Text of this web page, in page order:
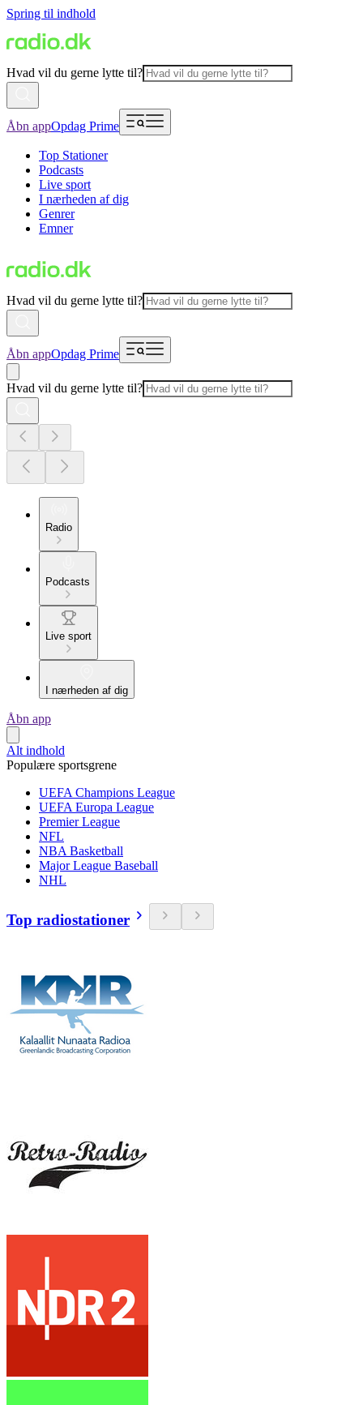
Spring til indhold
Hvad vil du gerne lytte til?
Åbn appOpdag Prime
Top Stationer
Podcasts
Live sport
I nærheden af dig
Genrer
Emner
Hvad vil du gerne lytte til?
Åbn appOpdag Prime
Hvad vil du gerne lytte til?
Radio
Podcasts
Live sport
I nærheden af dig
Åbn app
Alt indhold
Populære sportsgrene
UEFA Champions League
UEFA Europa League
Premier League
NFL
NBA Basketball
Major League Baseball
NHL
Top radiostationer